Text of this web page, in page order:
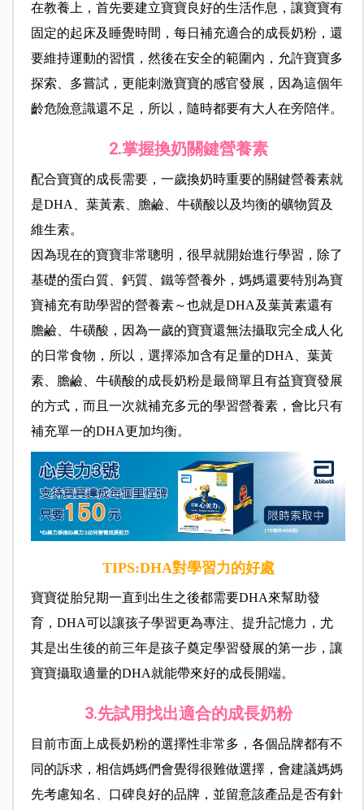
在教養上，首先要建立寶寶良好的生活作息，讓寶寶有
固定的起床及睡覺時間，每日補充適合的成長奶粉，還
要維持運動的習慣，然後在安全的範圍內，允許寶寶多
探索、多嘗試，更能刺激寶寶的感官發展，因為這個年
齡危險意識還不足，所以，隨時都要有大人在旁陪伴。
2.掌握換奶關鍵營養素
配合寶寶的成長需要，一歲換奶時重要的關鍵營養素就
是DHA、葉黃素、膽鹼、牛磺酸以及均衡的礦物質及
維生素。
因為現在的寶寶非常聰明，很早就開始進行學習，除了
基礎的蛋白質、鈣質、鐵等營養外，媽媽還要特別為寶
寶補充有助學習的營養素～也就是DHA及葉黃素還有
膽鹼、牛磺酸，因為一歲的寶寶還無法攝取完全成人化
的日常食物，所以，選擇添加含有足量的DHA、葉黃
素、膽鹼、牛磺酸的成長奶粉是最簡單且有益寶寶發展
的方式，而且一次就補充多元的學習營養素，會比只有
補充單一的DHA更加均衡。
TIPS:DHA對學習力的好處
寶寶從胎兒期一直到出生之後都需要DHA來幫助發
育，DHA可以讓孩子學習更為專注、提升記憶力，尤
其是出生後的前三年是孩子奠定學習發展的第一步，讓
寶寶攝取適量的DHA就能帶來好的成長開端。
3.先試用找出適合的成長奶粉
目前市面上成長奶粉的選擇性非常多，各個品牌都有不
同的訴求，相信媽媽們會覺得很難做選擇，會建議媽媽
先考慮知名、口碑良好的品牌，並留意該產品是否有針